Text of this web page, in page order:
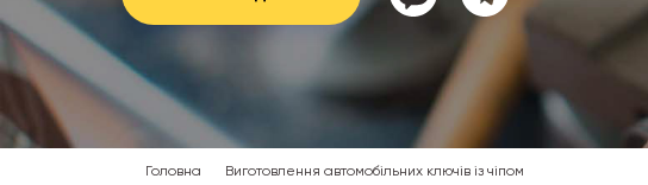
Головна Виготовлення автомобільних ключів із чіпом